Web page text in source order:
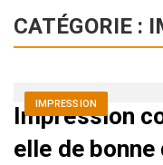
content
CATÉGORIE :
IMPRESSION
Impression
elle de bonne